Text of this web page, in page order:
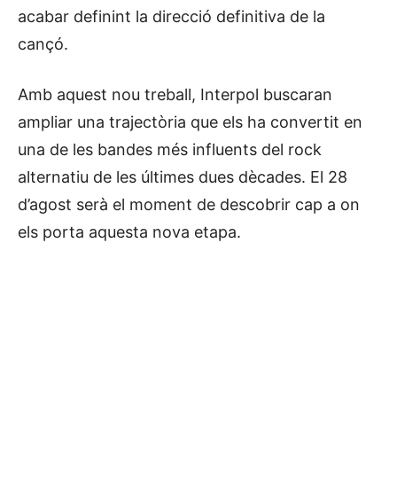
acabar definint la direcció definitiva de la
cançó.
Amb aquest nou treball, Interpol buscaran
ampliar una trajectòria que els ha convertit en
una de les bandes més influents del rock
alternatiu de les últimes dues dècades. El 28
d’agost serà el moment de descobrir cap a on
els porta aquesta nova etapa.